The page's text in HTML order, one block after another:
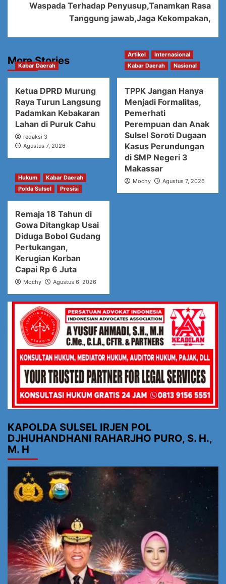
Waspada Terhadap Penyusup,Tanamkan Rasa
Tanggung jawab,Jaga Kekompakan,
More Stories
Kabar Daerah
Ketua DPRD Murung
Raya Turun Langsung
Padamkan Kebakaran
Lahan di Puruk Cahu
redaksi 3
Agustus 7, 2026
Artikel
Internasional
Kabar Daerah
Nasional
TPPK Jangan Hanya
Menjadi Formalitas,
Pemerhati
Perempuan dan Anak
Sulsel Soroti Dugaan
Kasus Perundungan
di SMP Negeri 3
Makassar
Mochy Agustus 7, 2026
Hukum
Kabar Daerah
Polda Sulsel
Presisi
Remaja 18 Tahun di
Gowa Ditangkap Usai
Diduga Bobol Gudang
Pertukangan,
Kerugian Korban
Capai Rp 6 Juta
Mochy Agustus 6, 2026
KAPOLDA SULSEL IRJEN POL
DJHUHANDHANI RAHARJHO PURO, S. H.,
M. H